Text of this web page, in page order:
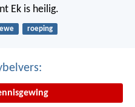
Ek is heilig.
lewe roeping